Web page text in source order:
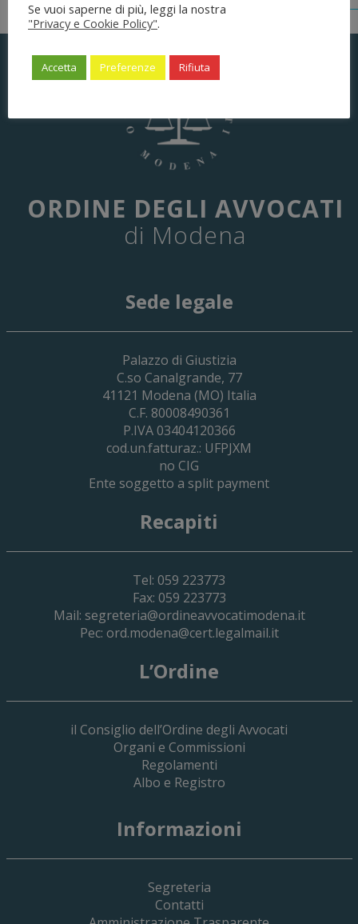
29 Giugno 2026
Cassa Forense – Elezioni Dei Delegati
2030
19 Giugno 2026
ORDINE DEGLI AVVOCATI
di Modena
Sede legale
Palazzo di Giustizia
C.so Canalgrande, 77
41121 Modena (MO) Italia
C.F. 80008490361
P.IVA 03404120366
cod.un.fatturaz.: UFPJXM
no CIG
Ente soggetto a split payment
Recapiti
Tel: 059 223773
Fax: 059 223773
Mail: segreteria@ordineavvocatimodena.it
Pec: ord.modena@cert.legalmail.it
L’Ordine
il Consiglio dell’Ordine degli Avvocati
Organi e Commissioni
Regolamenti
Albo e Registro
Informazioni
Segreteria
Contatti
Se vuoi saperne di più, leggi la nostra
"Privacy e Cookie Policy".
Accetta Preferenze Rifiuta